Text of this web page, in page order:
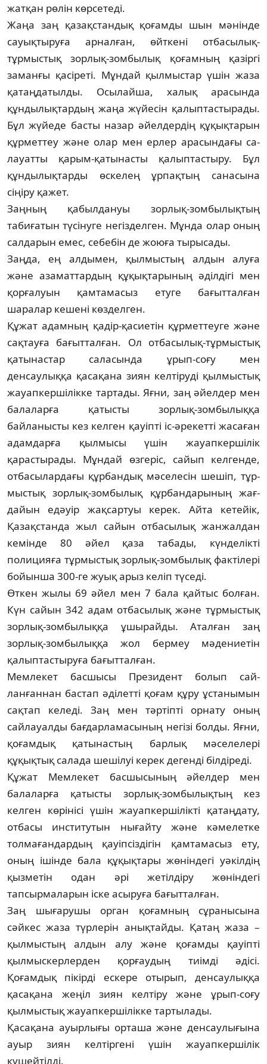
жатқан рөлін көрсетеді.
Жаңа заң қазақстандық қоғамды шын мә­нінде
сауықтыруға арналған, өйткені от­ба­сылық-
тұрмыстық зорлық-зомбылық қо­­­ғамның қазіргі
заманғы қасіреті. Мұндай қыл­мыстар үшін жаза
қатаңдатылды. Осы­лай­ша, халық арасында
құндылықтардың жаңа жүйесін қалыптастырады.
Бұл жүйеде бас­ты назар әйелдердің құқықтарын
құр­мет­теу және олар мен ерлер арасындағы са­
лауатты қарым-қатынасты қалыптастыру. Бұл
құндылықтарды өскелең ұрпақтың са­на­сына
сіңіру қажет.
Заңның қабылдануы зорлық-зом­бы­лық­тың
табиғатын түсінуге негізделген. Мұнда олар оның
салдарын емес, себебін де жоюға ты­рысады.
Заңда, ең алдымен, қылмыстың алдын алу­ға
және азаматтардың құқықтарының әділдігі мен
қорғалуын қамтамасыз етуге ба­ғытталған
шаралар кешені көзделген.
Құжат адамның қадір-қасиетін құр­мет­теуге және
сақтауға бағытталған. Ол от­ба­сы­лық-тұрмыстық
қатынастар саласында ұрып-соғу мен
денсаулыққа қасақана зиян кел­тіруді қылмыстық
жауапкершілікке тар­тады. Яғни, заң әйелдер мен
балаларға қа­тыс­ты зорлық-зомбылыққа
байланысты кез кел­ген қауіпті іс-әрекетті жасаған
адамдарға қыл­мысы үшін жауапкершілік
қарастырады. Мұн­дай өзгеріс, сайып келгенде,
отбасы­лар­да­ғы құрбандық мәселесін шешіп, тұр­
мыс­тық зорлық-зомбылық құрбандарының жағ­
дайын едәуір жақсартуы керек. Айта кетейік,
Қазақстанда жыл сайын отбасылық жан­жалдан
кемінде 80 әйел қаза табады, күнделікті
полицияға тұрмыстық зорлық-зом­былық фактілері
бойынша 300-ге жуық арыз келіп түседі.
Өткен жылы 69 әйел мен 7 бала қай­тыс бол­ған.
Күн сайын 342 адам от­­­­­­­ба­сылық және тұр­мыстық
зорлық-зом­бы­лық­қа ұшырайды. Аталған заң
зорлық-зом­былыққа жол бермеу мәдениетін
қалып­тастыруға бағытталған.
Мемлекет басшысы Президент болып сай­
ланғаннан бастап әділетті қоғам құру ұстанымын
сақтап келеді. Заң мен тәртіпті орнату оның
сайлауалды бағдарламасының негізі болды. Яғни,
қоғамдық қатынастың барлық мәселелері
құқықтық салада шешілуі керек дегенді білдіреді.
Құжат Мемлекет басшысының әйелдер мен
балаларға қатысты зорлық-зом­бы­лық­тың кез
келген көрінісі үшін жауапкершілікті қатаң­дату,
отбасы институтын нығайту және кәмелетке
толмағандардың қауіпсіздігін қам­тамасыз ету,
оның ішінде бала құқықтары жө­ніндегі уәкілдің
қызметін одан әрі же­тіл­діру жөніндегі
тапсырмаларын іске асыруға бағытталған.
Заң шығарушы орган қоғамның сұра­ны­сына
сәйкес жаза түрлерін анықтайды. Қа­таң жаза –
қылмыстың алдын алу және қо­ғам­ды қауіпті
қылмыскерлерден қорғаудың тиім­ді әдісі.
Қоғамдық пікірді ескере отырып, ден­саулыққа
қасақана жеңіл зиян келтіру және ұрып-соғу
қылмыстық жауапкершілікке тартылады.
Қасақана ауырлығы орташа және ден­сау­лығына
ауыр зиян келтіргені үшін жауап­кершілік
күшейтілді.